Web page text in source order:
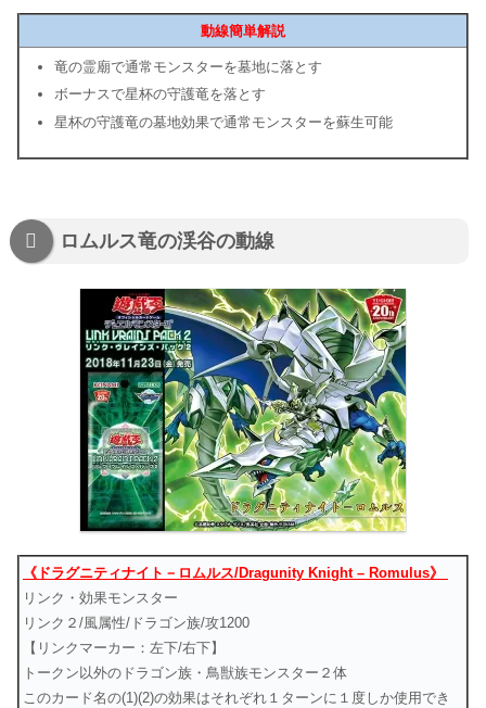
動線簡単解説
竜の霊廟で通常モンスターを墓地に落とす
ボーナスで星杯の守護竜を落とす
星杯の守護竜の墓地効果で通常モンスターを蘇生可能
ロムルス竜の渓谷の動線
《ドラグニティナイト－ロムルス/Dragunity Knight – Romulus》
リンク・効果モンスター
リンク２/風属性/ドラゴン族/攻1200
【リンクマーカー：左下/右下】
トークン以外のドラゴン族・鳥獣族モンスター２体
このカード名の(1)(2)の効果はそれぞれ１ターンに１度しか使用でき